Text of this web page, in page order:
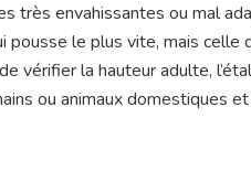
très envahissantes ou mal
pousse le plus vite, mais
vérifier la hauteur adulte,
ou animaux domestiques